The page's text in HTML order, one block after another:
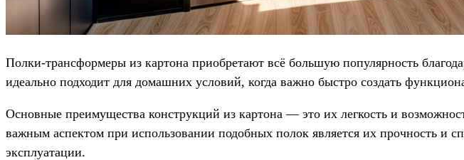
Полки-трансформеры из картона приобретают всё большую популярность
идеально подходит для домашних условий, когда важно быстро создать
Основные преимущества конструкций из картона — это их легкость и
важным аспектом при использовании подобных полок является их прочность и
эксплуатации.